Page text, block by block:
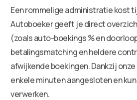
Een rommelige administratie kost
Autoboeker geeft je direct
(zoals auto-boekings % en
betalingsmatching en heldere
afwijkende boekingen. Dankzij
enkele minuten aangesloten en
verwerken.